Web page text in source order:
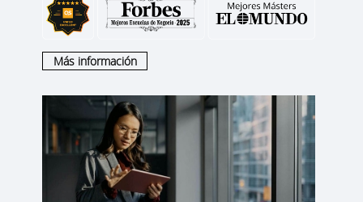
Más información